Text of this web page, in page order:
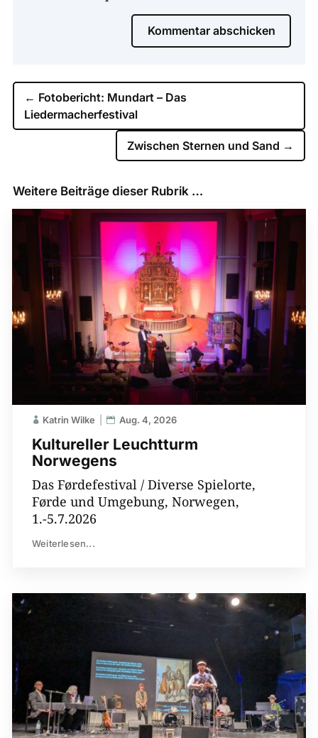
Kommentar abschicken
← Fotobericht: Mundart – Das
Liedermacherfestival
Zwischen Sternen und Sand →
Weitere Beiträge dieser Rubrik …
Kultureller Leuchtturm
Norwegens
Katrin Wilke Aug. 4, 2026
Das Førdefestival / Diverse Spielorte,
Førde und Umgebung, Norwegen,
1.-5.7.2026
Weiterlesen...